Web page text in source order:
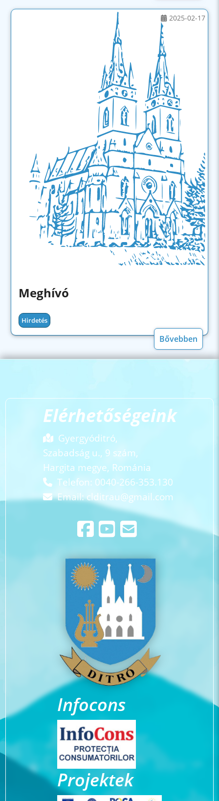
Meghívó
Hirdetés
2025-02-17
Bővebben
Elérhetőségeink
Gyergyóditró,
Szabadság u., 9 szám,
Hargita megye, Románia
Telefon: 0040-266-353.130
Email:clditrau@gmail.com
Infocons
Projektek